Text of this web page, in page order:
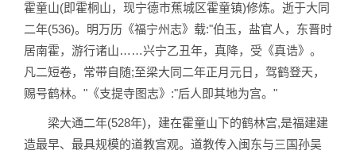
霍童山(即霍桐山，现宁德市蕉城区霍童镇)修炼。逝于大同
二年(536)。明万历《福宁州志》载:"伯玉，盐官人，东晋时
居南霍，游行诸山……兴宁乙丑年，真降，受《真诰》。
凡二短卷，常带自随;至梁大同二年正月元日，驾鹤登天，
赐号鹤林。"《支提寺图志》:"后人即其地为宫。"
梁大通二年(528年)，建在霍童山下的鹤林宫,是福建建
造最早、最具规模的道教宫观。道教传入闽东与三国孙吴